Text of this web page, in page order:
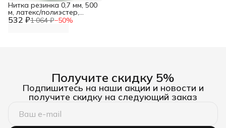
532 ₽1 064 ₽−50%
Нитка резинка 0,7 мм, 500
м, латекс/полиэстер,
Айрис
Получите скидку 5%
Подпишитесь на наши акции и новости и
получите скидку на следующий заказ